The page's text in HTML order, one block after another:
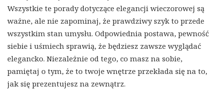
Wszystkie te porady dotyczące elegancji wieczorowej są
ważne, ale nie zapominaj, że prawdziwy szyk to przede
wszystkim stan umysłu. Odpowiednia postawa, pewność
siebie i uśmiech sprawią, że będziesz zawsze wyglądać
elegancko. Niezależnie od tego, co masz na sobie,
pamiętaj o tym, że to twoje wnętrze przekłada się na to,
jak się prezentujesz na zewnątrz.